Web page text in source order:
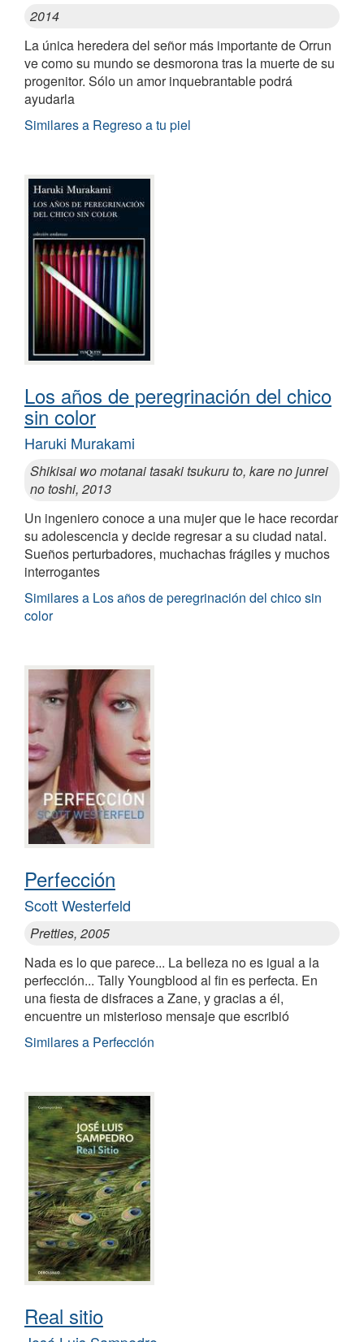
2014
La única heredera del señor más importante de Orrun
ve como su mundo se desmorona tras la muerte de su
progenitor. Sólo un amor inquebrantable podrá
ayudarla
Similares a Regreso a tu piel
Los años de peregrinación del chico
sin color
Haruki Murakami
Shikisai wo motanai tasaki tsukuru to, kare no junrei
no toshi, 2013
Un ingeniero conoce a una mujer que le hace recordar
su adolescencia y decide regresar a su ciudad natal.
Sueños perturbadores, muchachas frágiles y muchos
interrogantes
Similares a Los años de peregrinación del chico sin
color
Perfección
Scott Westerfeld
Pretties, 2005
Nada es lo que parece... La belleza no es igual a la
perfección... Tally Youngblood al fin es perfecta. En
una fiesta de disfraces a Zane, y gracias a él,
encuentre un misterioso mensaje que escribió
Similares a Perfección
Real sitio